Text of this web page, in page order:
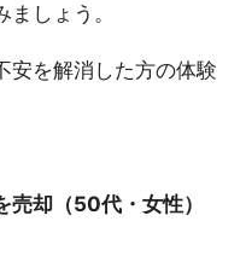
しょう。
安を解消した方の体験
売却（50代・女性）